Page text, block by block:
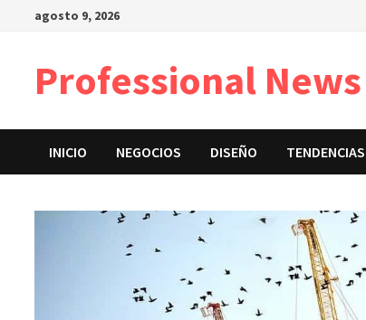
Saltaragosto 9, 2026
Professional News
INICIO NEGOCIOS DISEÑO TENDENCIAS